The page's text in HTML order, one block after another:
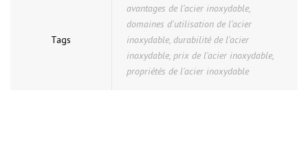
Tags
avantages de l'acier inoxydable,
domaines d'utilisation de l'acier
inoxydable, durabilité de l'acier
inoxydable, prix de l'acier inoxydable,
propriétés de l'acier inoxydable